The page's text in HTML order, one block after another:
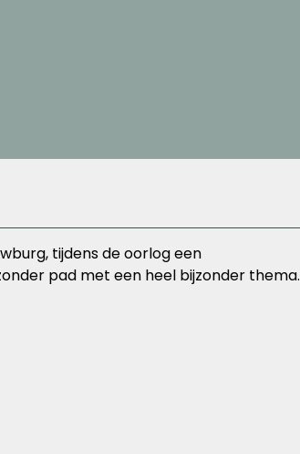
tijdens de oorlog een
pad met een heel bijzonder thema.